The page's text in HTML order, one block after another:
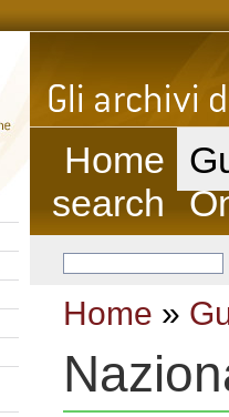
Home
search
Home »